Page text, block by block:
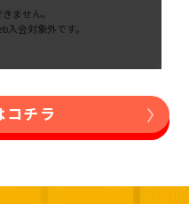
ません。
会対象外です。
コチラ